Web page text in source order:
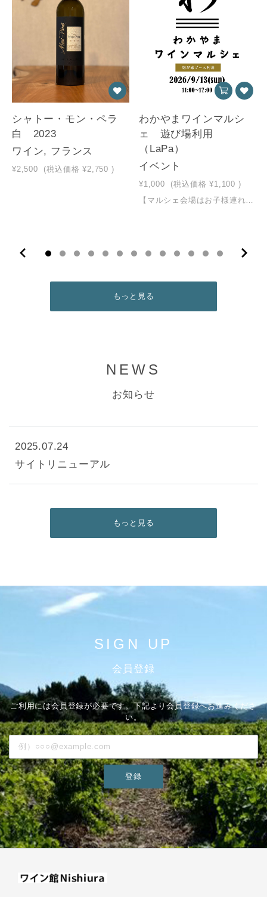
シャトー・モン・ペラ
白 2023
ワイン, フランス
¥2,500 (税込価格 ¥2,750 )
わかやまワインマルシ
ェ 遊び場利用
（LaPa）
イベント
¥1,000 (税込価格 ¥1,100 )
もっと見る
NEWS
お知らせ
2025.07.24
サイトリニューアル
もっと見る
SIGN UP
会員登録
ご利用には会員登録が必要です。下記より会員登録へお進みくださ
い。
登録